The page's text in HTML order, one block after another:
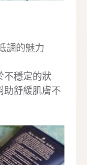
調的魅力
不穩定的狀
助舒緩肌膚不